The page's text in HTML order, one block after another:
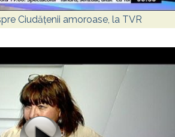
Ciudățenii amoroase, la TVR